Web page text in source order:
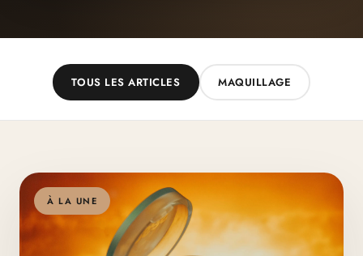
TOUS LES ARTICLES MAQUILLAGE
À LA UNE